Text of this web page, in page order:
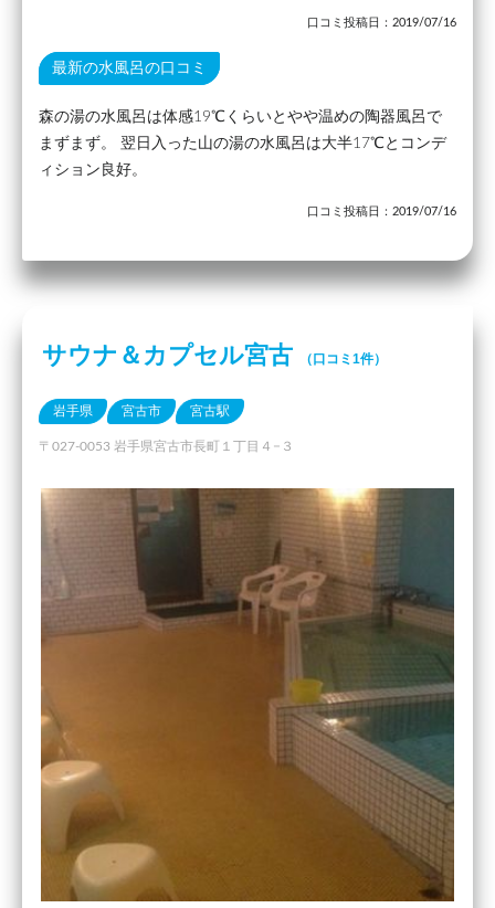
口コミ投稿日：2019/07/16
最新の水風呂の口コミ
森の湯の水風呂は体感19℃くらいとやや温めの陶器風呂で
まずまず。 翌日入った山の湯の水風呂は大半17℃とコンデ
ィション良好。
口コミ投稿日：2019/07/16
サウナ＆カプセル宮古 （口コミ1件）
岩手県 宮古市 宮古駅
〒027-0053 岩手県宮古市長町１丁目４−３